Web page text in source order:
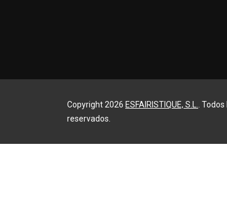
Copyright 2026 ESFAIRISTIQUE, S.L.
.
reservados.